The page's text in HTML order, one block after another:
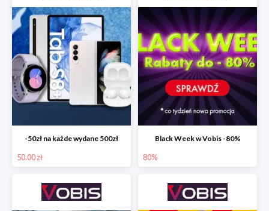
-50zł na każde wydane 500zł
50.00 zł
Black Week w Vobis -80%
80%